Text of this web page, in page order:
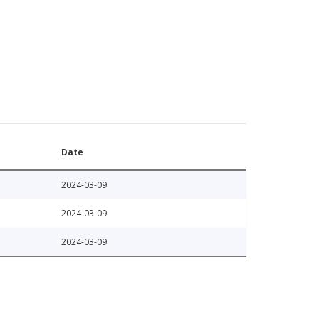
Date
2024-03-09
2024-03-09
2024-03-09